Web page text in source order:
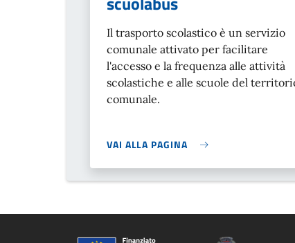
Il trasporto scolastico è un servizio
comunale attivato per facilitare
l'accesso e la frequenza alle attività
scolastiche e alle scuole del
comunale.
VAI ALLA PAGINA